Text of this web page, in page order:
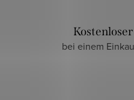
bei einem